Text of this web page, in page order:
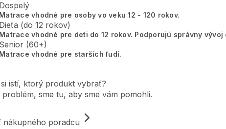
Dospelý
Matrace vhodné pre osoby vo veku 12 - 120 rokov.
Dieťa (do 12 rokov)
Matrace vhodné pre deti do 12 rokov. Podporujú správny vývoj
Senior (60+)
Matrace vhodné pre starších ľudí.
si istí, ktorý produkt vybrať?
problém, sme tu, aby sme vám pomohli.
nákupného poradcu